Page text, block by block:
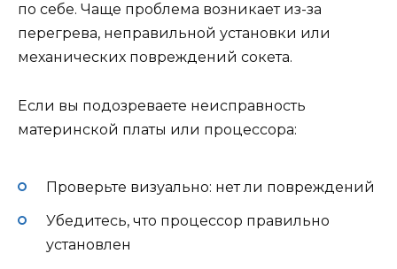
по себе. Чаще проблема возникает из-за
перегрева, неправильной установки или
механических повреждений сокета.
Если вы подозреваете неисправность
материнской платы или процессора:
Проверьте визуально: нет ли повреждений
Убедитесь, что процессор правильно
установлен